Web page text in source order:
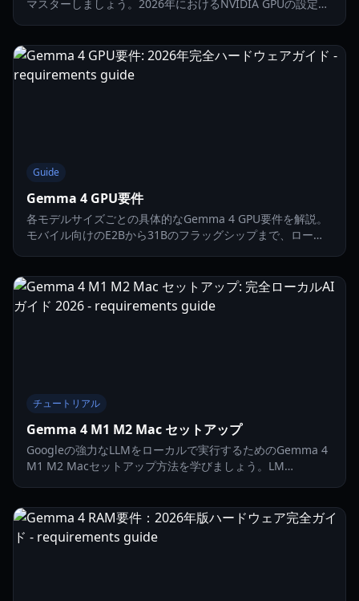
マスターしましょう。2026年におけるNVIDIA GPUの設定、
Guide
Gemma 4 GPU要件
各モデルサイズごとの具体的なGemma 4 GPU要件を解説。
モバイル向けのE2Bから31Bのフラッグシップまで、ローカ
チュートリアル
Gemma 4 M1 M2 Mac セットアップ
Googleの強力なLLMをローカルで実行するためのGemma 4
M1 M2 Macセットアップ方法を学びましょう。LM